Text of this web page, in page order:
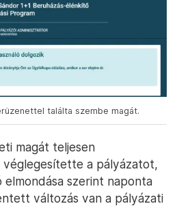
találta szembe magát.
magát teljesen
véglegesítette a pályázatot,
szerint naponta
változás van a pályázati